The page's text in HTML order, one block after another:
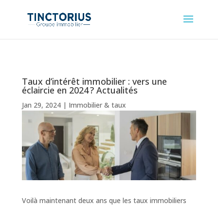
Taux d’intérêt immobilier : vers une
éclaircie en 2024 ? Actualités
Jan 29, 2024| Immobilier & taux
Voilà maintenant deux ans que les taux immobiliers